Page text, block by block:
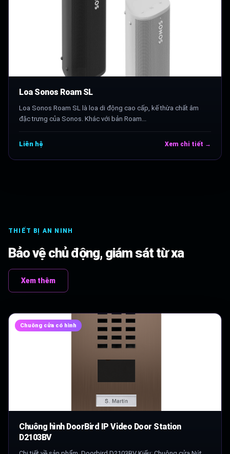
Loa Sonos Roam SL
Loa Sonos Roam SL là loa di động cao cấp, kế thừa chất âm
đặc trưng của Sonos. Khác với bản Roam...
Liên hệ Xem chi tiết →
THIẾT BỊ AN NINH
Bảo vệ chủ động, giám sát từ xa
Xem thêm
Chuông cửa có hình
Chuông hình DoorBird IP Video Door Station
D2103BV